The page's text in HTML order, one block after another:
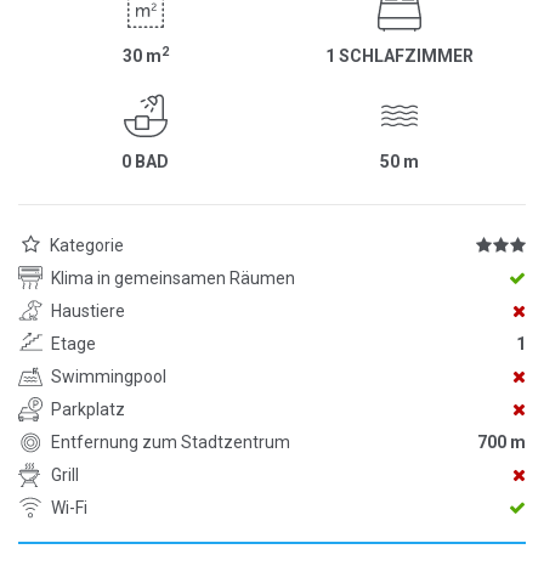
30 m2 1 SCHLAFZIMMER
0 BAD 50 m
Kategorie
Klima in gemeinsamen Räumen
Haustiere
Etage
1
Swimmingpool
Parkplatz
Entfernung zum Stadtzentrum
700 m
Grill
Wi-Fi